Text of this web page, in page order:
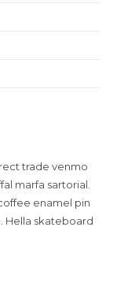
trade venmo
marfa sartorial.
enamel pin
Hella skateboard